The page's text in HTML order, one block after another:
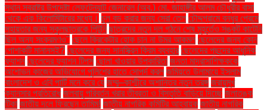
স্থান স্বরাষ্ট্র উপদেষ্টা লেফটেন্যান্ট জেনারেল (অব.) মো. জাহাঙ্গীর আলম চৌধুরীর বাসা
থেকে এক কিলোমিটারের মধ্যে। চুল বড় করার জন্য সেরা তেল চৌদ্দগ্রামে বন্ধুর প্রেমে
সহায়তার জন্য স্কুলছাত্রকে পিটুনি ছাত্রদের নতুন দল গঠনে শেষ মুহূর্তেও সঙ্কট কাটেনি
ছিল অন্য সংক্রমণও" ছেলে ক্রিকেটার হোক চান না উমর আকমল ছেলেদের জন্য কোন
পোশাকটি মানানসই? ছেলেদের জন্য সানস্ক্রিন ক্রিম ব্যবহার ছেলেদের পছন্দের আধুনিক
ফ্যাশন ছেলেদের ফ্যাশন টিপস ছোলা খাওয়ার উপকারিতা জনতা মাদ্রাসাশিক্ষককে
অশোভন কাজের অভিযোগে পুলিশের হাতে সোপর্দ করল জমিয়তে উলামায়ে ইসলাম
বাংলাদেশ ও এবি পার্টি মনে করে যে জম্মু–কাশ্মীরে অশান্তির নতুন তরঙ্গ জরায়ুমুখ
ক্যানসার প্রতিরোধ জলবায়ু পরিবর্তন খরার তীব্রতা ও বিস্তৃতি বাড়িয়ে দিচ্ছে জলাতঙ্ক
টিকা জাতীয় দলে ফিরছেন তামিম! জাতীয় নাগরিক কমিটির আহ্বায়ক জাতীয় নাগরিক